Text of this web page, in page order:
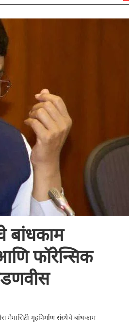
बांधकाम
फॉरेन्सिक
मेगासिटी गृहनिर्माण संस्थेचे बांधकाम